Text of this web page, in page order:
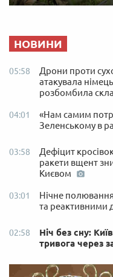
НОВИНИ
05:58
Дрони проти
атакувала
розбомбила
04:01
«Нам самим
Зеленському в
03:58
Дефіцит
ракети вщент
Києвом
03:01
Нічне
та реактивними
02:58
Ніч без сну:
тривога через